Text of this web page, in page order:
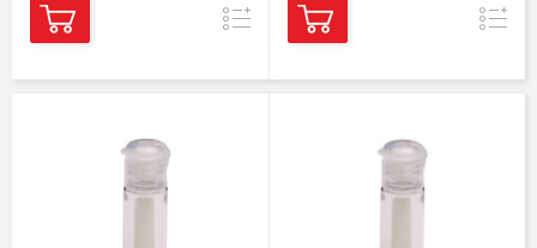
Сравнение